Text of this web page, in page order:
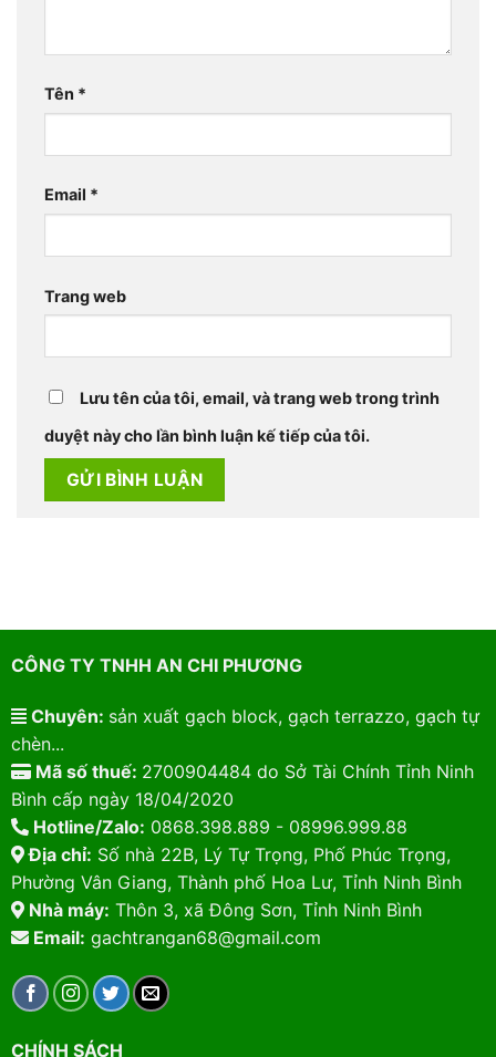
Tên *
Email *
Trang web
Lưu tên của tôi, email, và trang web trong trình
duyệt này cho lần bình luận kế tiếp của tôi.
CÔNG TY TNHH AN CHI PHƯƠNG
Chuyên: sản xuất gạch block, gạch terrazzo, gạch tự
chèn...
Mã số thuế: 2700904484 do Sở Tài Chính Tỉnh Ninh
Bình cấp ngày 18/04/2020
Hotline/Zalo: 0868.398.889 - 08996.999.88
Địa chỉ: Số nhà 22B, Lý Tự Trọng, Phố Phúc Trọng,
Phường Vân Giang, Thành phố Hoa Lư, Tỉnh Ninh Bình
Nhà máy: Thôn 3, xã Đông Sơn, Tỉnh Ninh Bình
Email: gachtrangan68@gmail.com
CHÍNH SÁCH